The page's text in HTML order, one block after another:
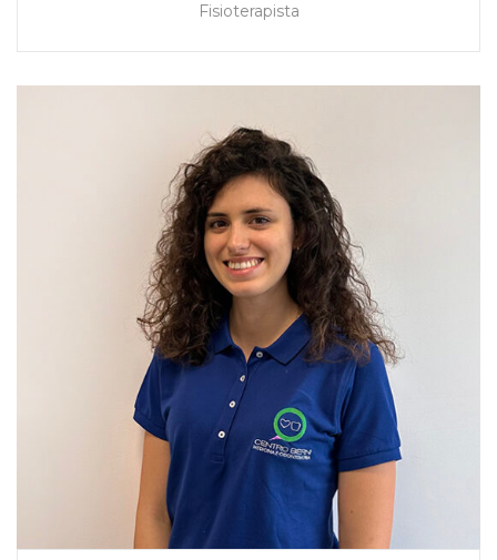
Fisioterapista